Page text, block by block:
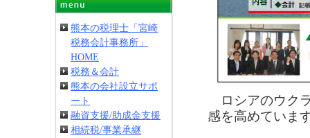
熊本の税理士「宮崎
税務会計事務所」
HOME
税務＆会計
熊本の会社設立サポ
ート
融資支援/助成金支援
相続税/事業承継
ロシアのウク
感を高めていま